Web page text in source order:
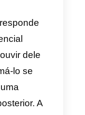
estabelecer
pessoa.
em potencial
fica muito mais